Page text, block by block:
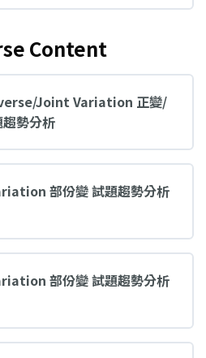
Content
Joint Variation 正變/
勢分析
部份變 試題趨勢分析
部份變 試題趨勢分析